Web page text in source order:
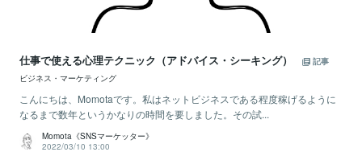
仕事で使える心理テクニック（アドバイス・シーキング）
記事
ビジネス・マーケティング
こんにちは、Momotaです。私はネットビジネスである程度稼げるように
なるまで数年というかなりの時間を要しました。その試...
Momota《SNSマーケッター》
2022/03/10 13:00